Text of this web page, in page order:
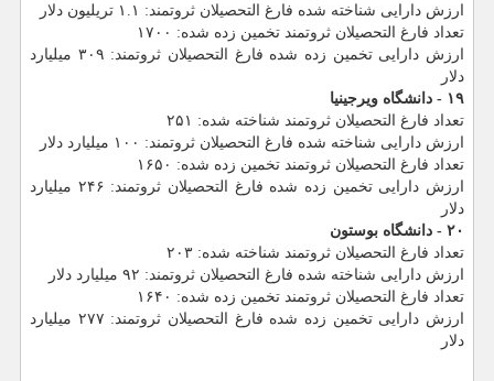
ارزش دارایی شناخته شده فارغ التحصیلان ثروتمند: ۱.۱ تریلیون دلار
تعداد فارغ التحصیلان ثروتمند تخمین زده شده: ۱۷۰۰
ارزش دارایی تخمین زده شده فارغ التحصیلان ثروتمند: ۳۰۹ میلیارد
دلار
۱۹ - دانشگاه ویرجینیا
تعداد فارغ التحصیلان ثروتمند شناخته شده: ۲۵۱
ارزش دارایی شناخته شده فارغ التحصیلان ثروتمند: ۱۰۰ میلیارد دلار
تعداد فارغ التحصیلان ثروتمند تخمین زده شده: ۱۶۵۰
ارزش دارایی تخمین زده شده فارغ التحصیلان ثروتمند: ۲۴۶ میلیارد
دلار
۲۰ - دانشگاه بوستون
تعداد فارغ التحصیلان ثروتمند شناخته شده: ۲۰۳
ارزش دارایی شناخته شده فارغ التحصیلان ثروتمند: ۹۲ میلیارد دلار
تعداد فارغ التحصیلان ثروتمند تخمین زده شده: ۱۶۴۰
ارزش دارایی تخمین زده شده فارغ التحصیلان ثروتمند: ۲۷۷ میلیارد
دلار